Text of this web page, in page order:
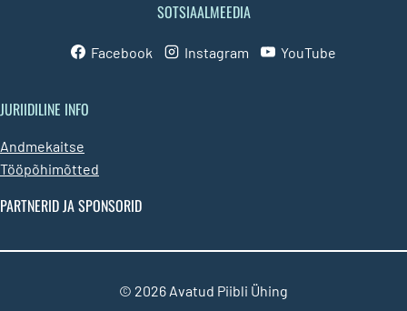
SOTSIAALMEEDIA
Facebook Instagram YouTube
JURIIDILINE INFO
Andmekaitse
Tööpõhimõtted
PARTNERID JA SPONSORID
© 2026 Avatud Piibli Ühing